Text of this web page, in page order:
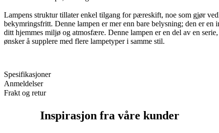
Lampens struktur tillater enkel tilgang for pæreskift, noe som gjør
bekymringsfritt. Denne lampen er mer enn bare belysning; den er en
ditt hjemmes miljø og atmosfære. Denne lampen er en del av en
ønsker å supplere med flere lampetyper i samme stil.
Spesifikasjoner
Anmeldelser
Frakt og retur
Inspirasjon fra våre kunder